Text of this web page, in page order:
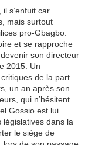
s’enfuit car
mais surtout
pro-Gbagbo.
et se rapproche
son directeur
2015. Un
de la part
un an après son
qui n’hésitent
Gossio est lui
législatives dans la
le siège de